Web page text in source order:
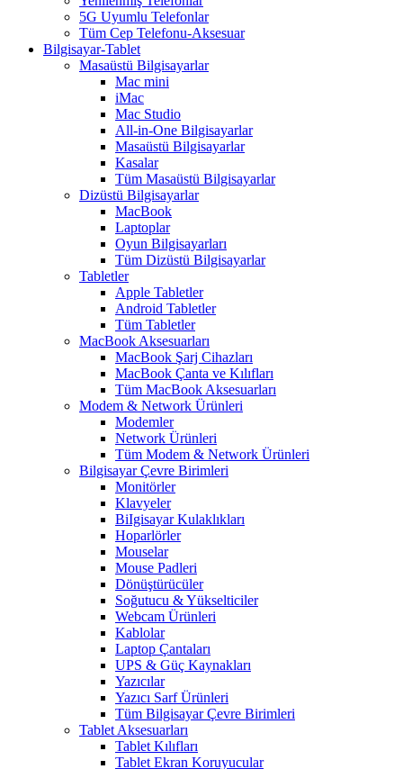
5G Uyumlu Telefonlar
Tüm Cep Telefonu-Aksesuar
Bilgisayar-Tablet
Masaüstü Bilgisayarlar
Mac mini
iMac
Mac Studio
All-in-One Bilgisayarlar
Masaüstü Bilgisayarlar
Kasalar
Tüm Masaüstü Bilgisayarlar
Dizüstü Bilgisayarlar
MacBook
Laptoplar
Oyun Bilgisayarları
Tüm Dizüstü Bilgisayarlar
Tabletler
Apple Tabletler
Android Tabletler
Tüm Tabletler
MacBook Aksesuarları
MacBook Şarj Cihazları
MacBook Çanta ve Kılıfları
Tüm MacBook Aksesuarları
Modem & Network Ürünleri
Modemler
Network Ürünleri
Tüm Modem & Network Ürünleri
Bilgisayar Çevre Birimleri
Monitörler
Klavyeler
BiIgisayar Kulaklıkları
Hoparlörler
Mouselar
Mouse Padleri
Dönüştürücüler
Soğutucu & Yükselticiler
Webcam Ürünleri
Kablolar
Laptop Çantaları
UPS & Güç Kaynakları
Yazıcılar
Yazıcı Sarf Ürünleri
Tüm Bilgisayar Çevre Birimleri
Tablet Aksesuarları
Tablet Kılıfları
Tablet Ekran Koruyucular